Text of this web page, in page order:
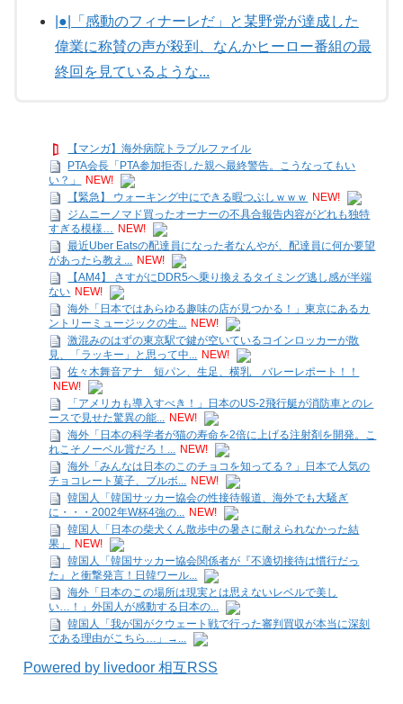
|●|「感動のフィナーレだ」と某野党が達成した
偉業に称賛の声が殺到、なんかヒーロー番組の最
終回を見ているような...
【マンガ】海外病院トラブルファイル
PTA会長「PTA参加拒否した親へ最終警告。こうなってもい
い？」
NEW!
【緊急】 ウォーキング中にできる暇つぶしｗｗｗ NEW!
ジムニーノマド買ったオーナーの不具合報告内容がどれも独特
すぎる模様…
NEW!
最近Uber Eatsの配達員になった者なんやが、配達員に何か要望
があったら教え...
NEW!
【AM4】 さすがにDDR5へ乗り換えるタイミング逃し感が半端
ない NEW!
海外「日本ではあらゆる趣味の店が見つかる！」東京にあるカ
ントリーミュージックの生...
NEW!
激混みのはずの東京駅で鍵が空いているコインロッカーが散
見、「ラッキー」と思って中...
NEW!
佐々木舞音アナ 短パン、生足、横乳 バレーレポート！！
NEW!
「アメリカも導入すべき！」日本のUS-2飛行艇が消防車とのレ
ースで見せた驚異の能...
NEW!
海外「日本の科学者が猫の寿命を2倍に上げる注射剤を開発。こ
れこそノーベル賞だろ！...
NEW!
海外「みんなは日本のこのチョコを知ってる？」日本で人気の
チョコレート菓子、ブルボ...
NEW!
韓国人「韓国サッカー協会の性接待報道、海外でも大騒ぎ
に・・・2002年W杯4強の...
NEW!
韓国人「日本の柴犬くん散歩中の暑さに耐えられなかった結
果」
NEW!
韓国人「韓国サッカー協会関係者が『不適切接待は慣行だっ
た』と衝撃発言！日韓ワール...
海外「日本のこの場所は現実とは思えないレベルで美し
い…！」外国人が感動する日本の...
韓国人「我が国がクウェート戦で行った審判買収が本当に深刻
である理由がこちら…」→...
Powered by livedoor 相互RSS